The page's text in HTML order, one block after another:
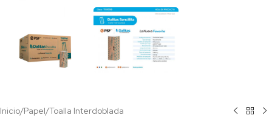
Inicio/Papel/Toalla Interdoblada